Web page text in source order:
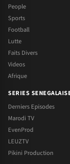
People
Sports
Football
Lutte
Faits Divers
Videos
Afrique
SERIES
Derniers Episodes
Marodi TV
EvenProd
LEUZTV
Pikini Production